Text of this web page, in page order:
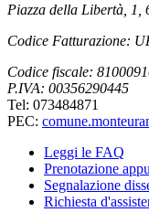
Piazza della Libertà,
Codice Fatturazione:
Codice fiscale:
P.IVA: 00356290445
Tel: 073484871
PEC:
Leggi le FAQ
Prenotazione
Segnalazione
Richiesta